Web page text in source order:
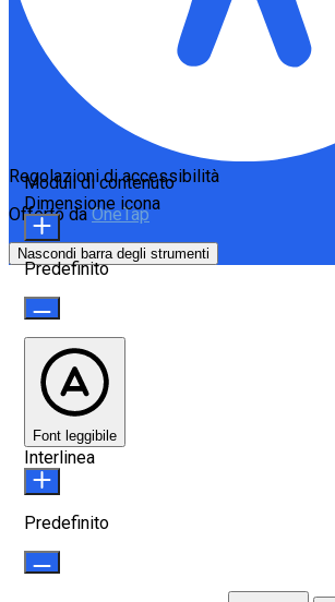
Regolazioni di accessibilità
Offerto daOneTap
Nascondi barra degli strumenti
Moduli di contenuto
Dimensione icona
Predefinito
Font leggibile
Interlinea
Predefinito